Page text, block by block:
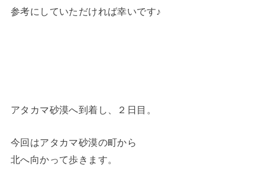
参考にしていただければ幸いです♪
アタカマ砂漠へ到着し、２日目。
今回はアタカマ砂漠の町から
北へ向かって歩きます。